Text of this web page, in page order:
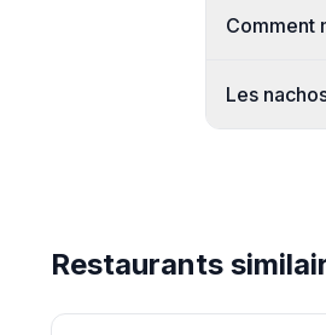
Comment
Les
Restaurants